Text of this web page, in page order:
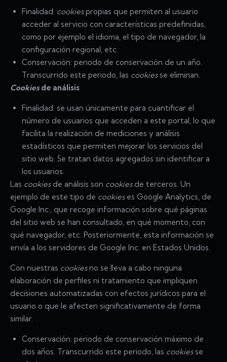
Finalidad: cookiespropias que permiten al usuario
acceder al servicio con características predefinidas,
como por ejemplo el idioma, el tipo de navegador, la
configuración regional, etc.
Conservación: periodo de conservación de un año.
Transcurrido este periodo, las cookiesse eliminan.
Cookiesde análisis
Finalidad: se usan únicamente para cuantificar el
número de usuarios que acceden a este portal, lo que
facilita la realización de mediciones y análisis
estadísticos que permiten mejorar los servicios del
sitio web. Se tratan datos agregados sin identificar a
los usuarios.
Las cookiesde análisis son cookiesde terceros. Un
ejemplo de este tipo de cookieses Google Analytics, de
Google Inc., que recoge información sobre qué páginas
del sitio web se han consultado, en qué momento, con
qué navegador, etc. Posteriormente, esta información se
envía a los servidores de Google Inc. en Estados Unidos.
Con nuestras cookiesno se lleva a cabo ninguna
elaboración de perfiles ni tratamiento que impliquen
decisiones automatizadas con efectos jurídicos para el
usuario o que le afecten significativamente de forma
similar.
Conservación: periodo de conservación máximo de
dos años. Transcurrido este periodo, las cookiesse